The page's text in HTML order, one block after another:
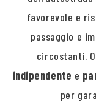
favorevole e
passaggio e
circostanti.
indipendente e
per